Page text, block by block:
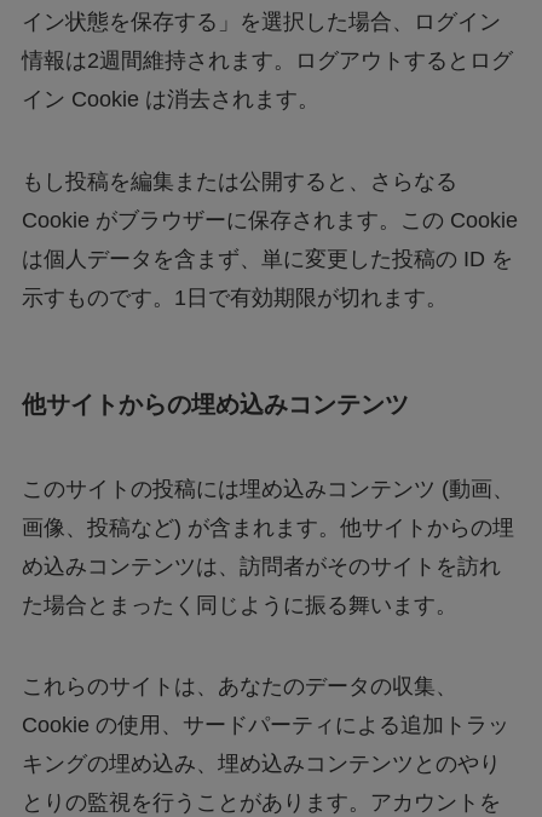
イン状態を保存する」を選択した場合、ログイン
情報は2週間維持されます。ログアウトするとログ
イン Cookie は消去されます。
もし投稿を編集または公開すると、さらなる
Cookie がブラウザーに保存されます。この Cookie
は個人データを含まず、単に変更した投稿の ID を
示すものです。1日で有効期限が切れます。
他サイトからの埋め込みコンテンツ
このサイトの投稿には埋め込みコンテンツ (動画、
画像、投稿など) が含まれます。他サイトからの埋
め込みコンテンツは、訪問者がそのサイトを訪れ
た場合とまったく同じように振る舞います。
これらのサイトは、あなたのデータの収集、
Cookie の使用、サードパーティによる追加トラッ
キングの埋め込み、埋め込みコンテンツとのやり
とりの監視を行うことがあります。アカウントを